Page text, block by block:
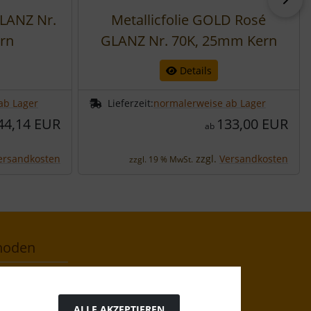
Nr.
Lager
EUR
Metallicfolie GOLD Rosé
GLANZ Nr. 70K, 25mm Kern
Details
Lieferzeit:normalerweise ab Lager
ab 133,00 EUR
zzgl. 19 % MwSt. zzgl. Versandkosten